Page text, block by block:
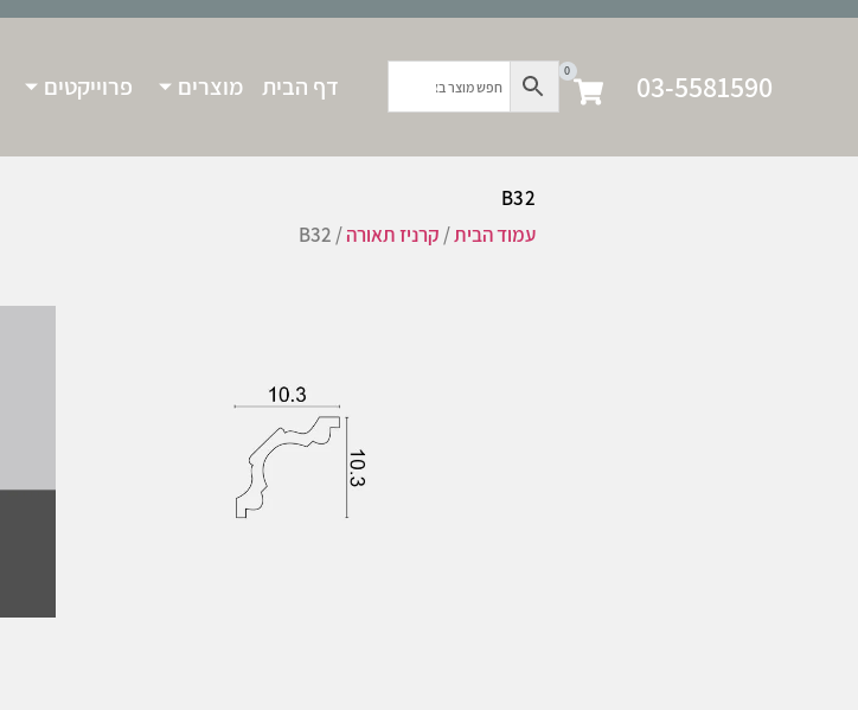
03-5581590
0
דף הבית מוצרים פרוייקטים
B32
עמוד הבית/ קרניז תאורה/ B32